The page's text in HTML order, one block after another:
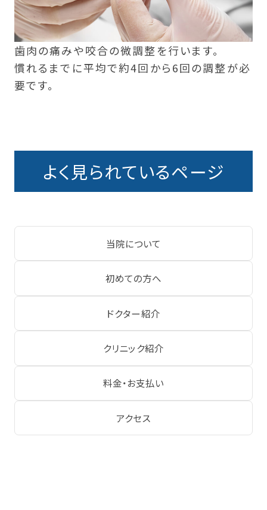
歯肉の痛みや咬合の微調整を行います。
慣れるまでに平均で約4回から6回の調整が必
要です。
よく見られているページ
当院について
初めての方へ
ドクター紹介
クリニック紹介
料金・お支払い
アクセス